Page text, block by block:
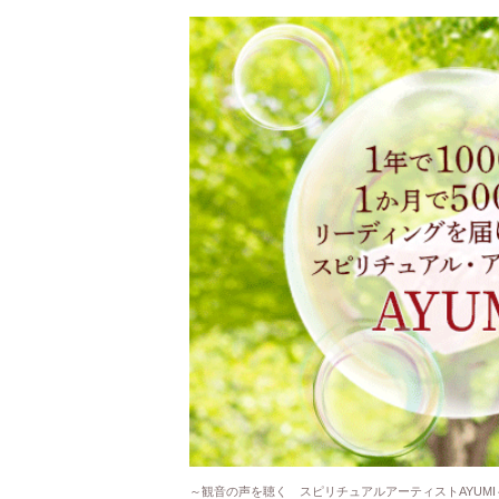
～観音の声を聴く スピリチュアルアーティストAYUMI